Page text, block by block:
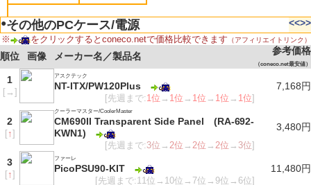
●その他のPCケース/電源 <<>>
※ をクリックするとconeco.netで価格比較できます （アフィリエイトリンク）
順位 画像 メーカー名／製品名 参考価格
（coneco.net最安値）
1
[→ ]
アスクテック
NT-ITX/PW120Plus
[先週まで:1位 → 1位 → 1位 → 1位 → 1位]
7,168円
2
[↑]
クーラーマスター/CoolerMaster
CM690II Transparent Side Panel (RA-692-
KWN1)
[先週まで:3位 →2位 →2位 →2位 → 3位]
3,480円
3
[↑]
ファーレ
PicoPSU90-KIT
[先週まで:11位→10位→7位→9位→6位]
11,480円